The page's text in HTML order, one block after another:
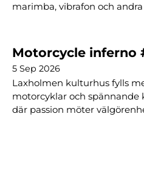
marimba, vibrafon och
Motorcycle inferno
5 Sep 2026
Laxholmen kulturhus fylls
motorcyklar och spännande
där passion möter